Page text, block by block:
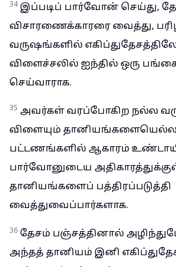
34 இப்படிப் பார்வோன் செய்து,
விசாரணைக்காரரை வைத்து,
வருஷங்களில்
விளைச்சலில் ஐந்தில் ஒரு
செய்வாராக.
35 அவர்கள் வரப்போகிற நல்ல
விளையும்
பட்டணங்களில் ஆகாரம்
பார்வோனுடைய
தானியங்களைப் பத்திரப்படுத்தி
வைத்துவைப்பார்களாக.
36 தேசம் பஞ்சத்தினால்
அந்தத் தானியம் இனி